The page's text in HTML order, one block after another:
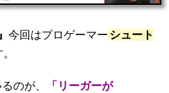
今回はプロゲーマー シュート
のが、
「リーガーが